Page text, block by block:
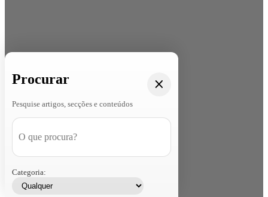
Procurar
Pesquise artigos, secções e conteúdos
Categoria: